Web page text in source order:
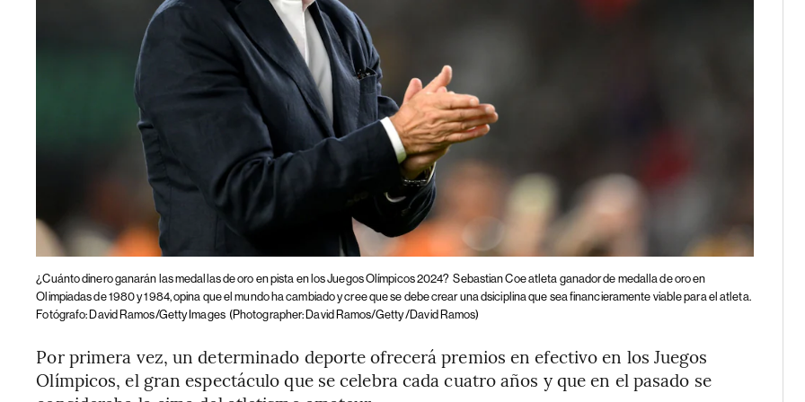
¿Cuánto dinero ganarán las medallas de oro en pista en los Juegos Olímpicos 2024? Sebastian Coe atleta ganador de medalla de oro en
Olimpiadas de 1980 y 1984, opina que el mundo ha cambiado y cree que se debe crear una dsiciplina que sea financieramente viable para el atleta.
Fotógrafo: David Ramos/Getty Images (Photographer: David Ramos/Getty /David Ramos)
Por primera vez, un determinado deporte ofrecerá premios en efectivo en los Juegos
Olímpicos, el gran espectáculo que se celebra cada cuatro años y que en el pasado se